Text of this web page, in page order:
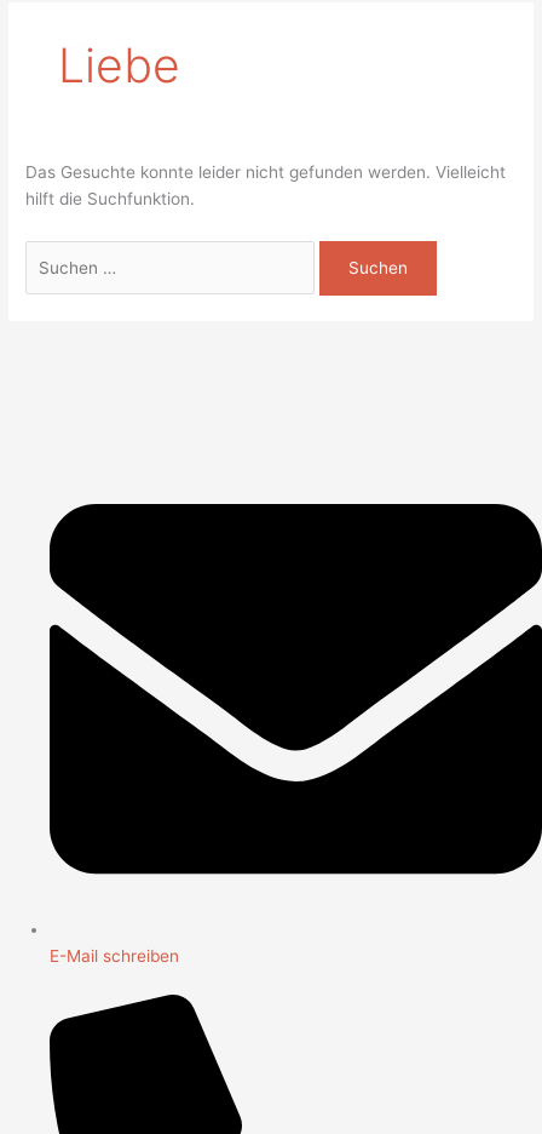
Liebe
Das Gesuchte konnte leider nicht gefunden werden. Vielleicht
hilft die Suchfunktion.
E-Mail schreiben